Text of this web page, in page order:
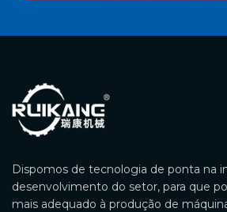
Dispomos de tecnologia de ponta na
desenvolvimento do setor, para que
mais adequado à produção de